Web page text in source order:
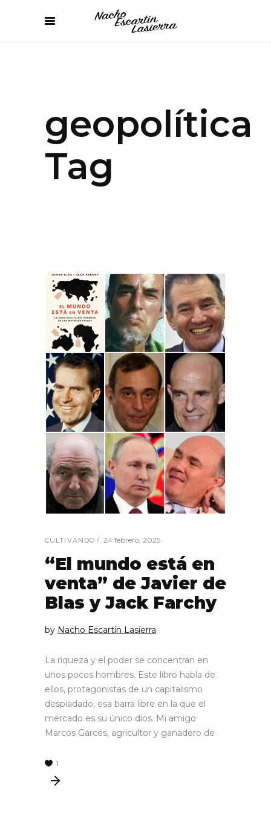
geopolítica
Tag
CULTIVANDO 24 febrero, 2025
“El mundo está en
venta” de Javier de
Blas y Jack Farchy
by Nacho Escartín Lasierra
La riqueza y el poder se concentran en
unos pocos hombres. Este libro habla de
ellos, protagonistas de un capitalismo
despiadado, esa barra libre en la que el
mercado es su único dios. Mi amigo
Marcos Garcés, agricultor y ganadero de
1